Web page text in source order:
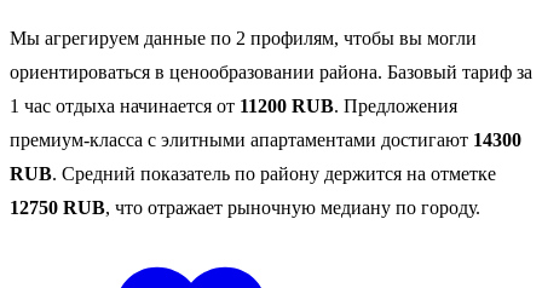
Мы агрегируем данные по 2 профилям, чтобы вы могли
ориентироваться в ценообразовании района. Базовый тариф за
1 час отдыха начинается от 11200 RUB. Предложения
премиум-класса с элитными апартаментами достигают 14300
RUB. Средний показатель по району держится на отметке
12750 RUB, что отражает рыночную медиану по городу.